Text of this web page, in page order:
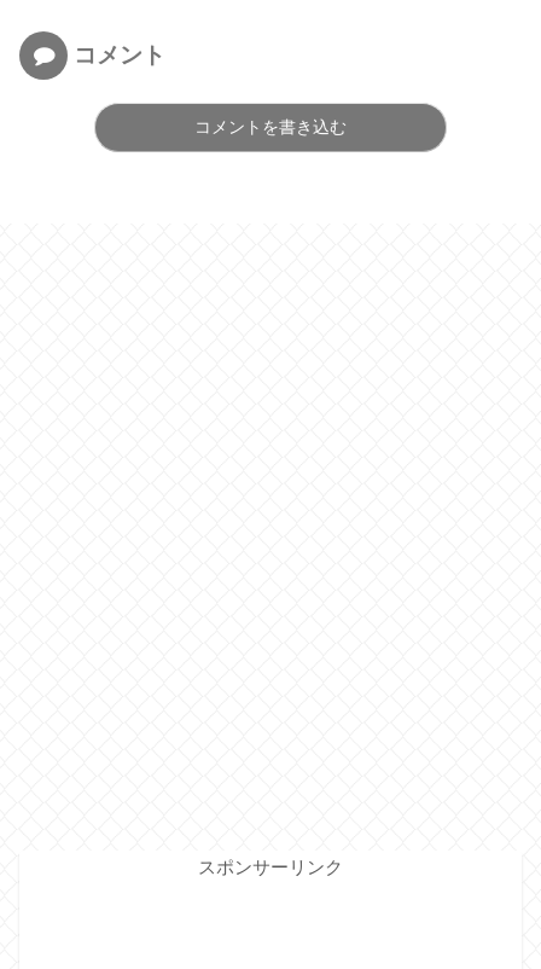
コメント
コメントを書き込む
スポンサーリンク